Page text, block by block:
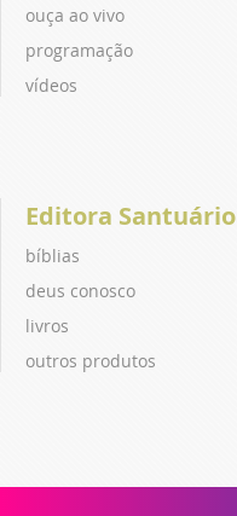
ouça ao vivo
programação
vídeos
Editora Santuário
bíblias
deus conosco
livros
outros produtos